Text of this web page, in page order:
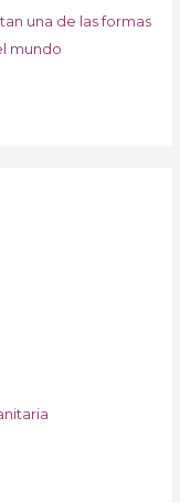
una de las formas
mundo